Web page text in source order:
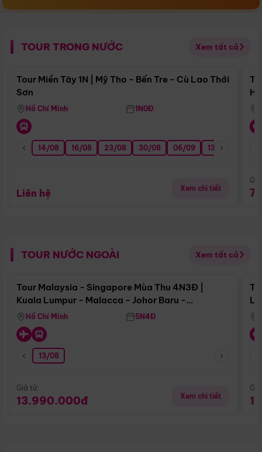
TOUR TRONG NƯỚC Xem tất cả
Điểm nổi bật
Tour Miền Tây 1N | Mỹ Tho - Bến Tre - Cù Lao Thới
Sơn
Hồ Chí Minh 1N0Đ
14/08 16/08 23/08 30/08 06/09 13/09
Liên hệ Xem chi tiết
TOUR NƯỚC NGOÀI Xem tất cả
Điểm nổi bật
Tour Malaysia - Singapore Mùa Thu 4N3Đ |
Kuala Lumpur - Malacca - Johor Baru -
Singapore
Hồ Chí Minh 5N4Đ
13/08
Giá từ:
13.990.000đ Xem chi tiết